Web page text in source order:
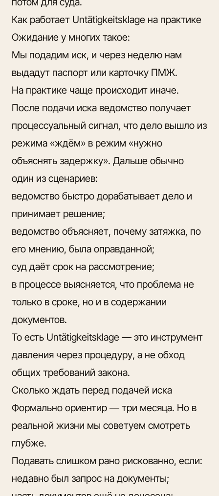
Как работает Untätigkeitsklage на практике
Ожидание у многих такое:
Мы подадим иск, и через неделю нам
выдадут паспорт или карточку ПМЖ.
На практике чаще происходит иначе.
После подачи иска ведомство получает
процессуальный сигнал, что дело вышло из
режима «ждём» в режим «нужно
объяснять задержку». Дальше обычно
один из сценариев:
ведомство быстро дорабатывает дело и
принимает решение;
ведомство объясняет, почему затяжка, по
его мнению, была оправданной;
суд даёт срок на рассмотрение;
в процессе выясняется, что проблема не
только в сроке, но и в содержании
документов.
То есть Untätigkeitsklage — это инструмент
давления через процедуру, а не обход
общих требований закона.
Сколько ждать перед подачей иска
Формально ориентир — три месяца. Но в
реальной жизни мы советуем смотреть
глубже.
Подавать слишком рано рискованно, если:
недавно был запрос на документы;